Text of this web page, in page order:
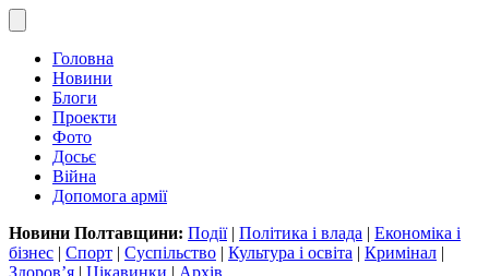
Головна
Новини
Блоги
Проекти
Фото
Досьє
Війна
Допомога армії
Новини Полтавщини: Події| Політика і влада | Економіка і
бізнес | Спорт | Суспільство | Культура і освіта | Кримінал |
Здоров’я | Цікавинки | Архів